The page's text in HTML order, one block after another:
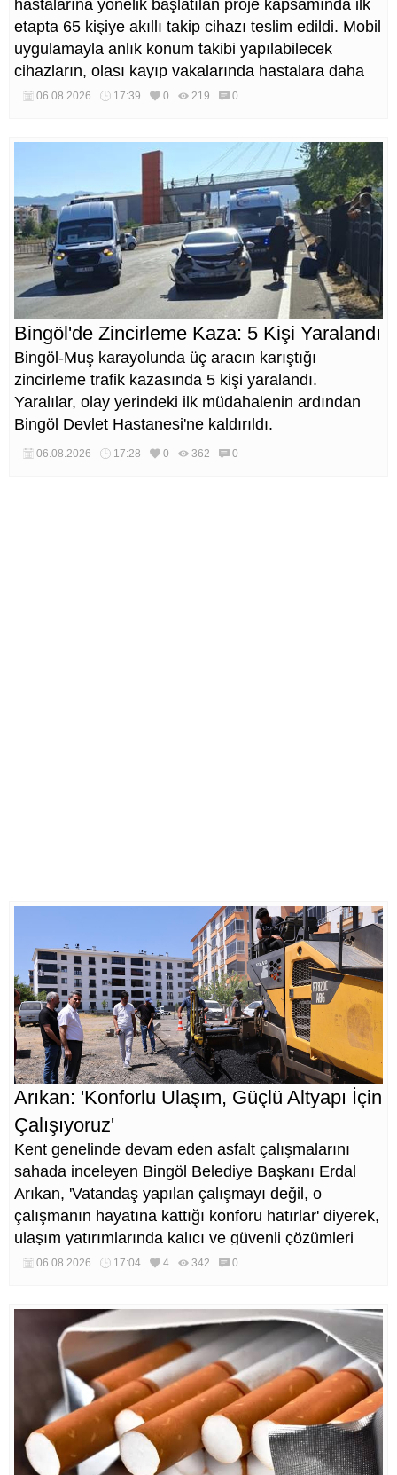
hastalarına yönelik başlatılan proje kapsamında ilk
etapta 65 kişiye akıllı takip cihazı teslim edildi. Mobil
uygulamayla anlık konum takibi yapılabilecek
cihazların, olası kayıp vakalarında hastalara daha
kısa sürede ulaşılmasını sağlaması hedefleniyor.
06.08.2026 17:39 0 219 0
Bingöl'de Zincirleme Kaza: 5 Kişi Yaralandı
Bingöl-Muş karayolunda üç aracın karıştığı
zincirleme trafik kazasında 5 kişi yaralandı.
Yaralılar, olay yerindeki ilk müdahalenin ardından
Bingöl Devlet Hastanesi'ne kaldırıldı.
06.08.2026 17:28 0 362 0
Arıkan: 'Konforlu Ulaşım, Güçlü Altyapı İçin
Çalışıyoruz'
Kent genelinde devam eden asfalt çalışmalarını
sahada inceleyen Bingöl Belediye Başkanı Erdal
Arıkan, 'Vatandaş yapılan çalışmayı değil, o
çalışmanın hayatına kattığı konforu hatırlar' diyerek,
ulaşım yatırımlarında kalıcı ve güvenli çözümleri
öncelediklerini söyledi. Arıkan, bu sezon yaklaşık 40
06.08.2026 17:04 4 342 0